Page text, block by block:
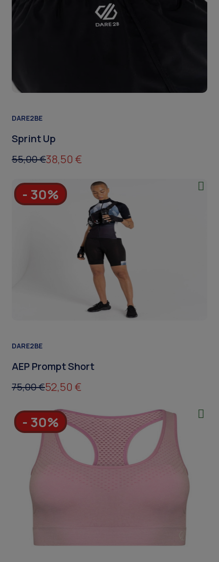
DARE2BE
Sprint Up
55,00 €38,50 €
- 30%
DARE2BE
AEP Prompt Short
75,00 €52,50 €
- 30%